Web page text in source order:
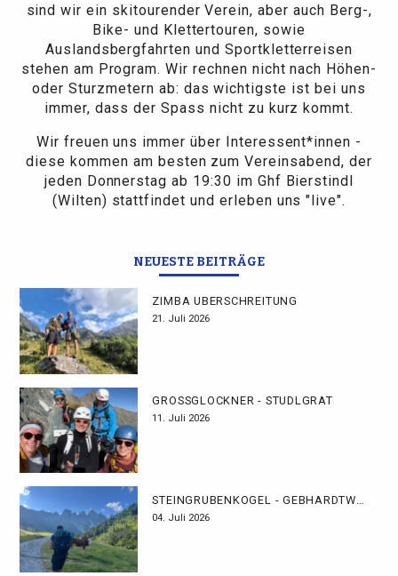
sind wir ein skitourender Verein, aber auch Berg-,
Bike- und Klettertouren, sowie
Auslandsbergfahrten und Sportkletterreisen
stehen am Program. Wir rechnen nicht nach Höhen-
oder Sturzmetern ab: das wichtigste ist bei uns
immer, dass der Spass nicht zu kurz kommt.
Wir freuen uns immer über Interessent*innen -
diese kommen am besten zum Vereinsabend, der
jeden Donnerstag ab 19:30 im Ghf Bierstindl
(Wilten) stattfindet und erleben uns "live".
NEUESTE BEITRÄGE
ZIMBA ÜBERSCHREITUNG
21. Juli 2026
GROSSGLOCKNER - STÜDLGRAT
11. Juli 2026
04. Juli 2026